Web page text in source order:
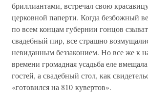
бриллиантами, встречал свою
церковной паперти. Когда безбожный
по всем концам губернии гонцов
свадебный пир, все страшно
невиданным беззаконием. Но все же к
времени громадная усадьба еле
гостей, а свадебный стол, как
«готовился на 810 кувертов».